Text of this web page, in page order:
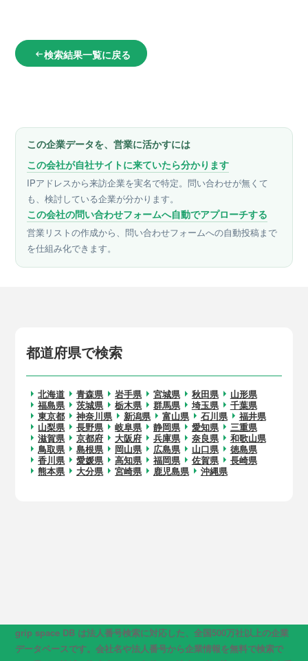
arrow_left_alt検索結果一覧に戻る
この企業データを、営業に活かすには
この会社が自社サイトに来ていたら分かります
IPアドレスから来訪企業を実名で特定。問い合わせが無くて
も、検討している企業が分かります。
この会社の問い合わせフォームへ自動でアプローチする
営業リストの作成から、問い合わせフォームへの自動投稿まで
を仕組み化できます。
都道府県で検索
北海道 青森県 岩手県 宮城県 秋田県
山形県
福島県
茨城県 栃木県 群馬県 埼玉県
千葉県
東京都
神奈川県 新潟県 富山県 石川県
福井県
山梨県
長野県 岐阜県 静岡県 愛知県
三重県
滋賀県
京都府 大阪府 兵庫県 奈良県
和歌山県
鳥取県
島根県 岡山県 広島県 山口県
徳島県
香川県
愛媛県 高知県 福岡県 佐賀県
長崎県
熊本県
大分県 宮崎県 鹿児島県 沖縄県
grip space DB は法人番号検索に対応した、全国500万社以上の企業
データベースです。会社名や法人番号から企業情報を無料で検索で